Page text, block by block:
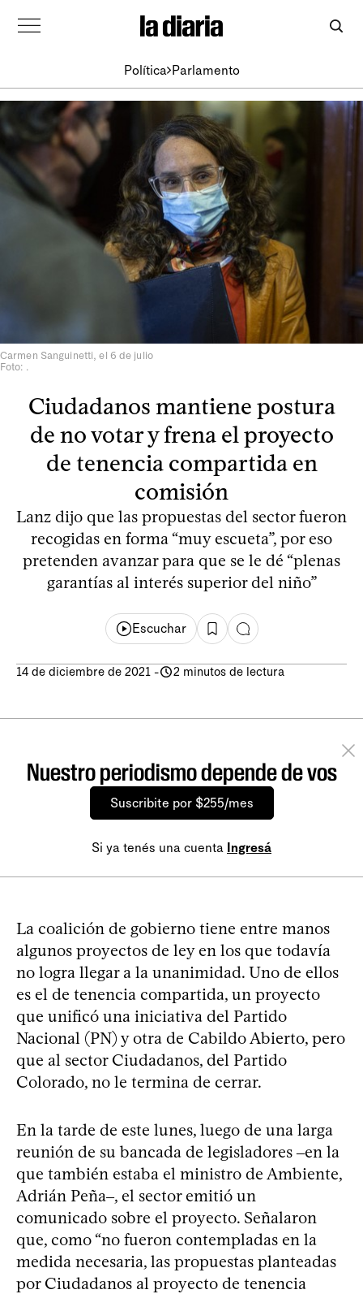
Política Parlamento
Carmen Sanguinetti, el 6 de julio
Foto: .
Ciudadanos mantiene postura
de no votar y frena el proyecto
de tenencia compartida en
comisión
Lanz dijo que las propuestas del sector fueron
recogidas en forma “muy escueta”, por eso
pretenden avanzar para que se le dé “plenas
garantías al interés superior del niño”
Escuchar
14 de diciembre de 2021 - 2 minutos de lectura
Nuestro periodismo depende de vos
Suscribite por $255/mes
Si ya tenés una cuenta Ingresá
La coalición de gobierno tiene entre manos
algunos proyectos de ley en los que todavía
no logra llegar a la unanimidad. Uno de ellos
es el de tenencia compartida, un proyecto
que unificó una iniciativa del Partido
Nacional (PN) y otra de Cabildo Abierto, pero
que al sector Ciudadanos, del Partido
Colorado, no le termina de cerrar.
En la tarde de este lunes, luego de una larga
reunión de su bancada de legisladores ‒en la
que también estaba el ministro de Ambiente,
Adrián Peña‒, el sector emitió un
comunicado sobre el proyecto. Señalaron
que, como “no fueron contempladas en la
medida necesaria, las propuestas planteadas
por Ciudadanos al proyecto de tenencia